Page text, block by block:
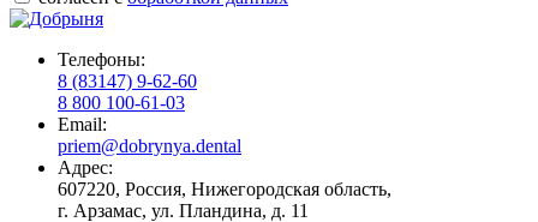
Телефоны:
8 (83147) 9-62-60
8 800 100-61-03
Email:
priem@dobrynya.dental
Адрес:
607220, Россия, Нижегородская область,
г. Арзамас, ул. Пландина, д. 11